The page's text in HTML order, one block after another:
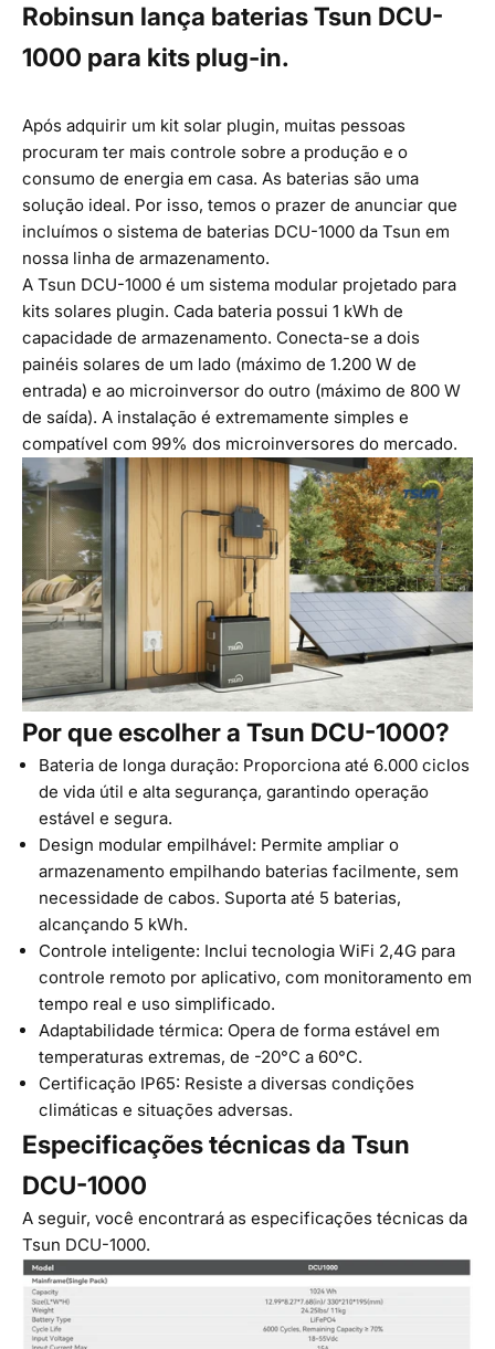
Robinsun lança baterias Tsun DCU-
1000 para kits plug-in.
Após adquirir um kit solar plugin, muitas pessoas
procuram ter mais controle sobre a produção e o
consumo de energia em casa. As baterias são uma
solução ideal. Por isso, temos o prazer de anunciar que
incluímos o sistema de baterias DCU-1000 da Tsun em
nossa linha de armazenamento.
A Tsun DCU-1000 é um sistema modular projetado para
kits solares plugin. Cada bateria possui 1 kWh de
capacidade de armazenamento. Conecta-se a dois
painéis solares de um lado (máximo de 1.200 W de
entrada) e ao microinversor do outro (máximo de 800 W
de saída). A instalação é extremamente simples e
compatível com 99% dos microinversores do mercado.
Por que escolher a Tsun DCU-1000?
Bateria de longa duração: Proporciona até 6.000 ciclos
de vida útil e alta segurança, garantindo operação
estável e segura.
Design modular empilhável: Permite ampliar o
armazenamento empilhando baterias facilmente, sem
necessidade de cabos. Suporta até 5 baterias,
alcançando 5 kWh.
Controle inteligente: Inclui tecnologia WiFi 2,4G para
controle remoto por aplicativo, com monitoramento em
tempo real e uso simplificado.
Adaptabilidade térmica: Opera de forma estável em
temperaturas extremas, de -20°C a 60°C.
Certificação IP65: Resiste a diversas condições
climáticas e situações adversas.
Especificações técnicas da Tsun
DCU-1000
A seguir, você encontrará as especificações técnicas da
Tsun DCU-1000.